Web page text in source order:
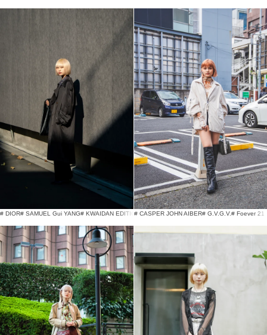
# DIOR# SAMUEL Gui YANG# KWAIDAN EDITIONS# CASPER JOHN AIBER# G.V.G.V.# Foever 21